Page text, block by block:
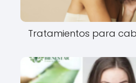
Tratamientos para